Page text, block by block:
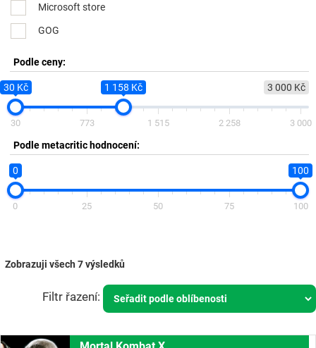
Microsoft store
GOG
Podle ceny:
3 000 Kč
30 Kč 1 158 Kč
30 773 1 515 2 258 3 000
Podle metacritic hodnocení:
0 100
0 25 50 75 100
Zobrazuji všech 7 výsledků